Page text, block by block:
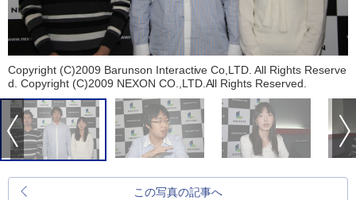
Copyright (C)2009 Barunson Interactive Co,LTD. All Rights Reserve
d. Copyright (C)2009 NEXON CO.,LTD.All Rights Reserved.
この写真の記事へ